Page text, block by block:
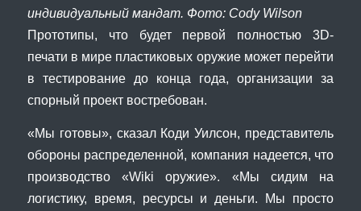
индивидуальный мандат. Фото: Cody Wilson
Прототипы, что будет первой полностью 3D-
печати в мире пластиковых оружие может перейти
в тестирование до конца года, организации за
спорный проект востребован.
«Мы готовы», сказал Коди Уилсон, представитель
обороны распределенной, компания надеется, что
производство «Wiki оружие». «Мы сидим на
логистику, время, ресурсы и деньги. Мы просто